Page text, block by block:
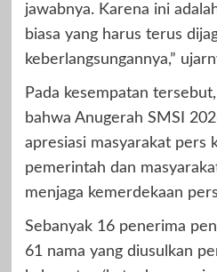
jawabnya. Karena ini
biasa yang harus terus
keberlangsungannya,”
Pada kesempatan
bahwa Anugerah SMSI
apresiasi masyarakat pers
pemerintah dan
menjaga kemerdekaan
Sebanyak 16 penerima
61 nama yang diusulkan